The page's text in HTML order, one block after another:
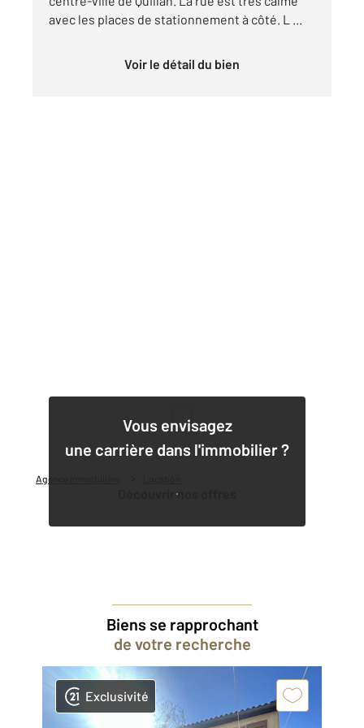
Agence immobilière
avec les places de stationnement à côté. L ...
Voir le détail du bien
Vous envisagez
une carrière dans l'immobilier ?
Découvrir nos offres
1
Biens se rapprochant
de votre recherche
Exclusivité